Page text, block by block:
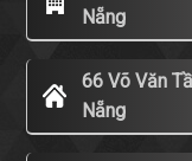
Nẵng
66 Võ Văn
Nẵng